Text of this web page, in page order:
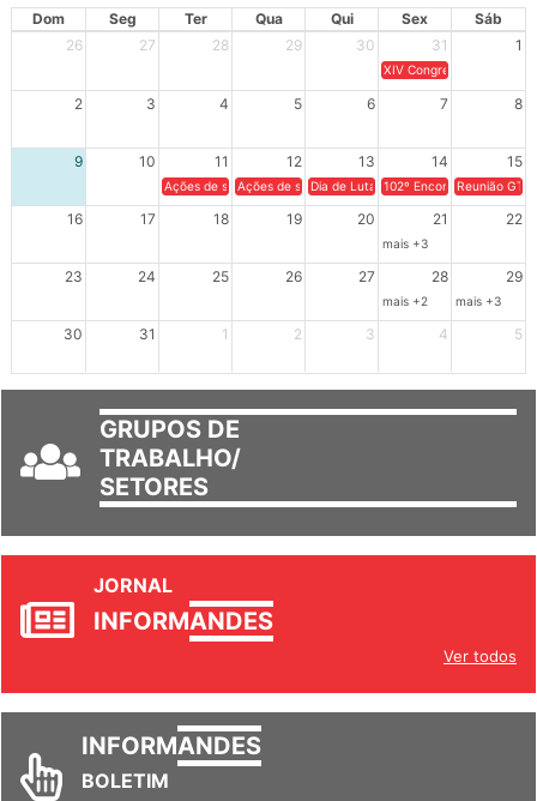
Dom Seg Ter Qua Qui Sex
Sáb
26
27 28 29 30 31 1
XIV Congresso Brasileiro
2 3 4 5 6 7 8
9 10 11 12 13 14 15
Ações de solidariedade a Cuba no Rio Grande do Sul - 100
Ações de solidariedade a Cuba no Rio Grande do
Dia de Luta em Defesa de Cuba e da
102º Encontro da
Reunião
16 17 18 19 20 21 22
mais +3
23 24 25 26 27 28 29
mais +2 mais +3
30 31 1 2 3 4 5
GRUPOS DE
TRABALHO/
SETORES
JORNAL
INFORMANDES
Ver todos
INFORMANDES
BOLETIM